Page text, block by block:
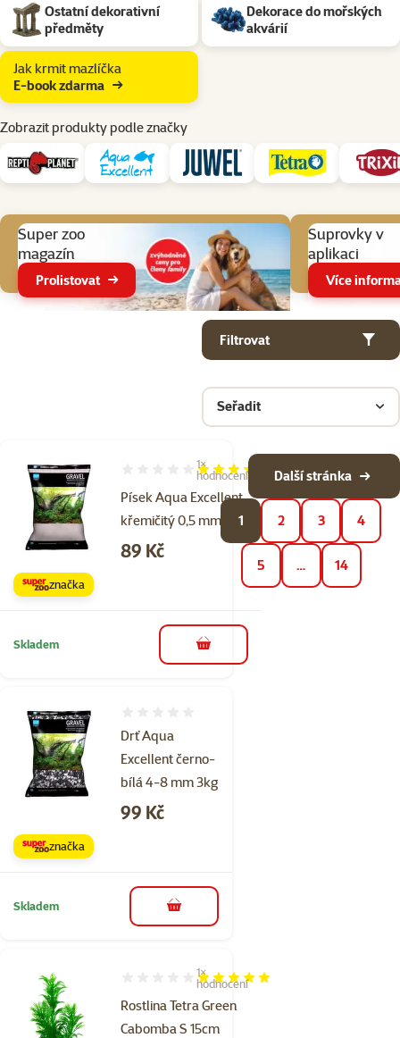
Ostatní dekorativní
předměty
Dekorace do mořských
akvárií
Jak krmit mazlíčka
E-book zdarma
Zobrazit produkty podle značky
Super zoo
magazín
Prolistovat
Suprovky v
aplikaci
Více
Filtrovat
Seřadit
Produkty v kategorii Písky do akvárií a akvarijní dekorace
Písek Aqua Excellent
křemičitý 0,5 mm 3kg
Hodnocení 100%, počet hodnocení: 1
1×
hodnocení
Cena
89 Kč
značka
Skladem do košíku
Drť Aqua
Excellent černo-
bílá 4-8 mm 3kg
Cena
99 Kč
značka
Skladem do košíku
Rostlina Tetra Green
Cabomba S 15cm
Hodnocení 100%, počet hodnocení: 1
1×
hodnocení
1 2 3 4
5 … 14
Další stránka